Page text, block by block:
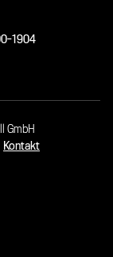
1904
GmbH
Kontakt